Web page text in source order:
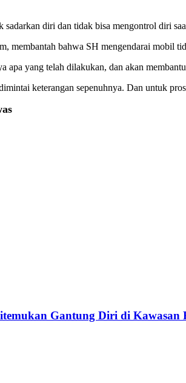
diri dan tidak bisa mengontrol diri
bahwa SH mengendarai mobil
apa yang telah dilakukan, dan akan
keterangan sepenuhnya. Dan untuk
Gantung Diri di Kawasan